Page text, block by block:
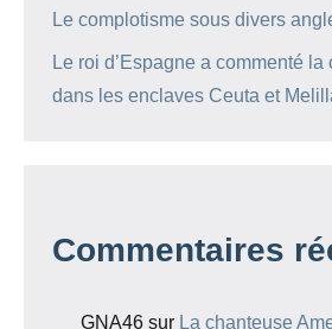
Le complotisme sous divers
Le roi d’Espagne a commenté
dans les enclaves Ceuta et
Commentaires
GNA46 sur La chanteuse